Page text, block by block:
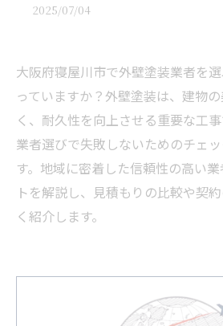
2025/07/04
大阪府寝屋川市で外壁塗装業者を
っていますか？外壁塗装は、建物
く、耐久性を向上させる重要な工事
業者選びで失敗しないためのチェ
す。地域に密着した信頼性の高い
トを解説し、見積もりの比較や契
く紹介します。